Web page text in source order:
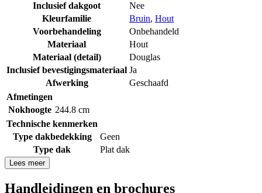
Inclusief dakgoot
Nee
Kleurfamilie
Bruin, Hout
Voorbehandeling
Onbehandeld
Materiaal
Hout
Materiaal (detail)
Douglas
Inclusief bevestigingsmateriaal Ja
Afwerking
Geschaafd
Afmetingen
Nokhoogte 244.8 cm
Technische kenmerken
Type dakbedekking
Geen
Type dak
Plat dak
Lees meer
Handleidingen en brochures